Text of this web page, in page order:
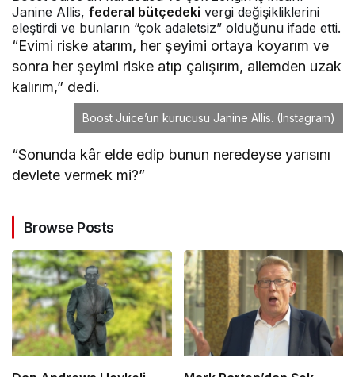
Janine Allis, federal bütçedeki vergi değişikliklerini
eleştirdi ve bunların “çok adaletsiz” olduğunu ifade etti.
“Evimi riske atarım, her şeyimi ortaya koyarım ve
sonra her şeyimi riske atıp çalışırım, ailemden uzak
kalırım,” dedi.
Boost Juice’un kurucusu Janine Allis. (Instagram)
“Sonunda kâr elde edip bunun neredeyse yarısını
devlete vermek mi?”
Browse Posts